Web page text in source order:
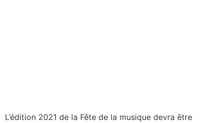
L’édition 2021 de la Fête de la musique devra être